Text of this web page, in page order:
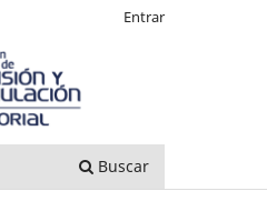
Buscar
Entrar